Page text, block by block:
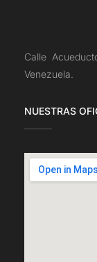
Calle
Venezuela.
NUESTRAS